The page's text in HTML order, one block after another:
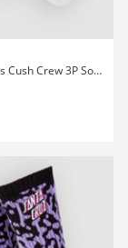
Everyday Plus Cush Crew 3P Socks